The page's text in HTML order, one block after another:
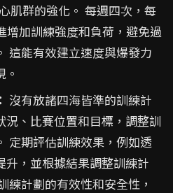
肌群的強化。 每週四次，每
增加訓練強度和負荷，避免過
這能有效建立速度與爆發力
沒有放諸四海皆準的訓練計
況、比賽位置和目標，調整訓
定期評估訓練效果，例如透
升，並根據結果調整訓練計
練計劃的有效性和安全性，